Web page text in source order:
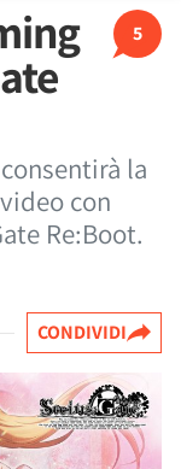
5
la
con
Re:Boot.
CONDIVIDI